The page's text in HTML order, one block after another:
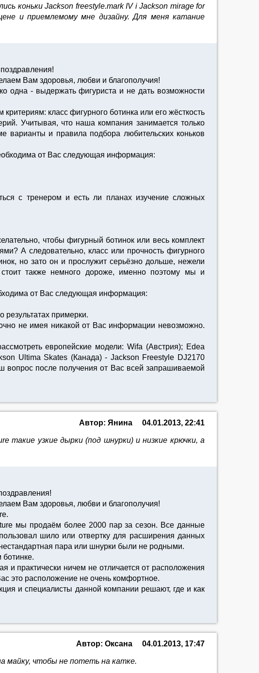
коньки Jackson freestyle.mark IV i Jackson mirage for
и приемлемому мне дизайну. Для меня катание
Вам здоровья, любви и благополучия!
одна - выдержать фигуриста и не дать возможности
класс фигурного ботинка или его жёсткость
Учитывая, что наша компания занимается только
варианты и правила подбора любительских коньков
от Вас следующая информация:
с тренером и есть ли планах изучение сложных
чтобы фигурный ботинок или весь комплект
А следовательно, класс или прочность фигурного
но зато он и прослужит серьёзно дольше, нежели
также немного дороже, именно поэтому мы и
от Вас следующая информация:
результатах примерки.
не имея никакой от Вас информации невозможно.
европейские модели: Wifa (Австрия); Edea
Ultima Skates (Канада) - Jackson Freestyle DJ2170
после получения от Вас всей запрашиваемой
Автор: Янина 04.01.2013, 22:41
такие узкие дырки (под шнурки) и низкие крючки, а
Вам здоровья, любви и благополучия!
мы продаём более 2000 пар за сезон. Все данные
шило или отвертку для расширения данных
пара или шнурки были не родными.
и практически ничем не отличается от расположения
это расположение не очень комфортное.
и специалисты данной компании решают, где и как
Автор: Оксана 04.01.2013, 17:47
майку, чтобы не потеть на катке.